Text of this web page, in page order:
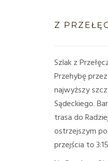
Z
Szlak z
Przehybę
najwyższy
Sądeckiego.
trasa do
ostrzejszym
przejścia to